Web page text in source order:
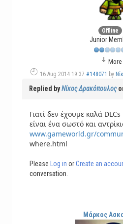
Offline
Junior
More
16 Aug 2014 19:37 #148071 by
Replied byΝίκος Δρακόπουλος
Γιατί δεν έχουμε καλά
είναι ένα σωστό και
www.gameworld.gr/
where.html
Please Log in orCreate an
conversation.
Μάρκος